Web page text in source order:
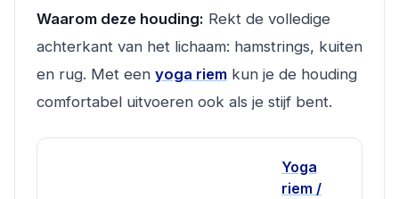
Waarom deze houding: Rekt de volledige
achterkant van het lichaam: hamstrings, kuiten
en rug. Met een yoga riem kun je de houding
comfortabel uitvoeren ook als je stijf bent.
Yoga
riem /